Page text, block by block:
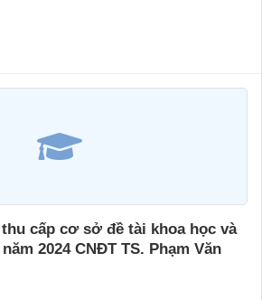
cấp cơ sở đề tài khoa học và
2024 CNĐT TS. Phạm Văn